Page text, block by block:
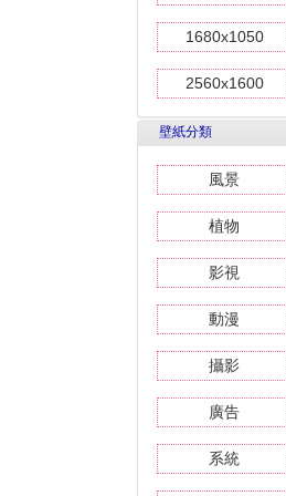
1680x1050
2560x1600
壁紙分類
風景
植物
影視
動漫
攝影
廣告
系統